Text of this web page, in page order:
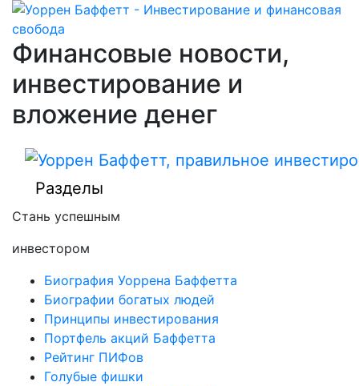
Финансовые новости,
инвестирование и
вложение денег
Разделы
Стань успешным
инвестором
Биография Уоррена Баффетта
Биографии богатых людей
Принципы инвестирования
Портфель акций Баффетта
Рейтинг ПИФов
Голубые фишки